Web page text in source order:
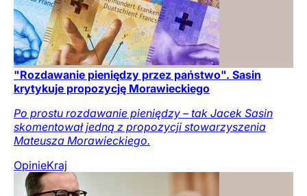
"Rozdawanie pieniędzy przez państwo". Sasin
krytykuje propozycję Morawieckiego
Po prostu rozdawanie pieniędzy – tak Jacek Sasin
skomentował jedną z propozycji stowarzyszenia
Mateusza Morawieckiego.
OpinieKraj